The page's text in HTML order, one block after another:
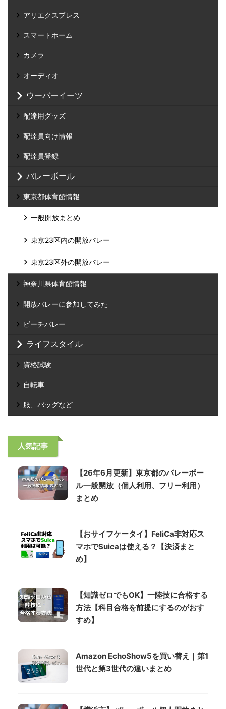
アリエクスプレス
スマートホーム
カメラ
オーディオ
ウーバーイーツ
配達用グッズ
配達員向け情報
配達員登録
バレーボール
東京都体育館情報
一般開放まとめ
東京23区内の開放バレー
東京23区外の開放バレー
神奈川県体育館情報
開放バレーに参加してみた
ビーチバレー
ライフスタイル
資格試験
自転車
服、バッグなど
人気記事
【26年6月更新】東京都のバレーボー
ル一般開放（個人利用、フリー利用）
まとめ
【おサイフケータイ】FeliCa非対応ス
マホでSuicaは使える？【決済まと
め】
【知識ゼロでもOK】一陸技に合格する
方法【科目合格を前提にするのがおす
すめ】
Amazon EchoShow5を買い替え｜第1
世代と第3世代の違いまとめ